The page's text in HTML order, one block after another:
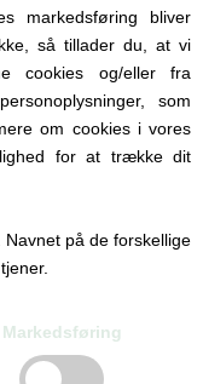
markedsføring bliver
så tillader du, at vi
cookies og/eller fra
som
om cookies i vores
for at trække dit
på de forskellige
Markedsføring